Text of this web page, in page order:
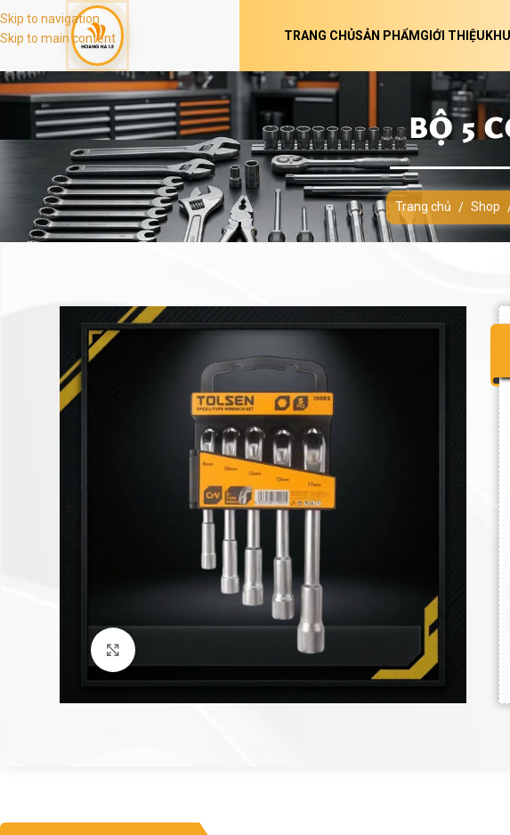
Skip to navigation
Skip to main content
TRANG CHỦSẢN PHẨMGIỚI THIỆU
BỘ 5
Trang chủ / Shop